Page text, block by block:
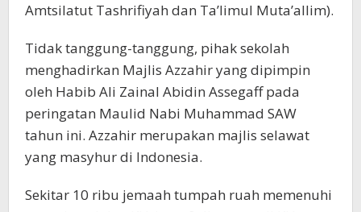
Amtsilatut Tashrifiyah dan Ta’limul Muta’allim).
Tidak tanggung-tanggung, pihak sekolah
menghadirkan Majlis Azzahir yang dipimpin
oleh Habib Ali Zainal Abidin Assegaff pada
peringatan Maulid Nabi Muhammad SAW
tahun ini. Azzahir merupakan majlis selawat
yang masyhur di Indonesia.
Sekitar 10 ribu jemaah tumpah ruah memenuhi